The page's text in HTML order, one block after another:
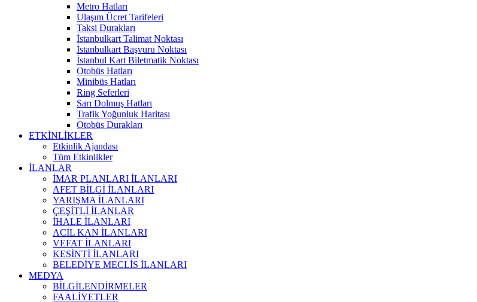
Metro Hatları
Ulaşım Ücret Tarifeleri
Taksi Durakları
İstanbulkart Talimat Noktası
İstanbulkart Başvuru Noktası
İstanbul Kart Biletmatik Noktası
Otobüs Hatları
Minibüs Hatları
Ring Seferleri
Sarı Dolmuş Hatları
Trafik Yoğunluk Haritası
Otobüs Durakları
ETKİNLİKLER
Etkinlik Ajandası
Tüm Etkinlikler
İLANLAR
İMAR PLANLARI İLANLARI
AFET BİLGİ İLANLARI
YARIŞMA İLANLARI
ÇEŞİTLİ İLANLAR
İHALE İLANLARI
ACİL KAN İLANLARI
VEFAT İLANLARI
KESİNTİ İLANLARI
BELEDİYE MECLİS İLANLARI
MEDYA
BİLGİLENDİRMELER
FAALİYETLER